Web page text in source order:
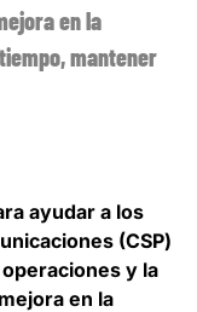
en la
mantener
ayudar a los
(CSP)
y la
mejora en la